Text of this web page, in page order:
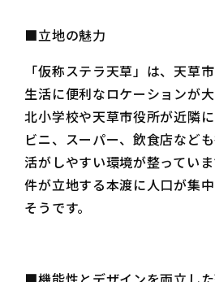
■立地の魅力
「仮称ステラ天草」は、天草
生活に便利なロケーションが
北小学校や天草市役所が近隣
ビニ、スーパー、飲食店など
活がしやすい環境が整ってい
件が立地する本渡に人口が集
そうです。